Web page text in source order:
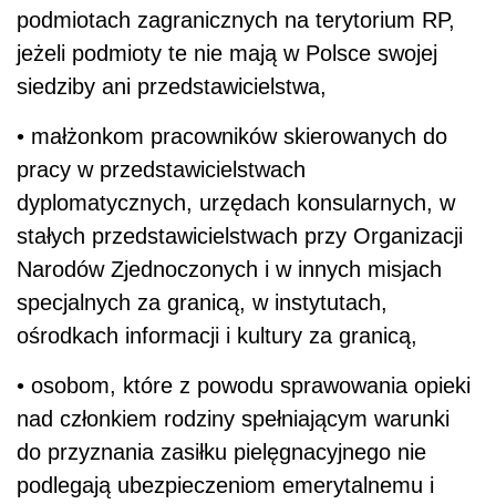
podmiotach zagranicznych na terytorium RP,
jeżeli podmioty te nie mają w Polsce swojej
siedziby ani przedstawicielstwa,
• małżonkom pracowników skierowanych do
pracy w przedstawicielstwach
dyplomatycznych, urzędach konsularnych, w
stałych przedstawicielstwach przy Organizacji
Narodów Zjednoczonych i w innych misjach
specjalnych za granicą, w instytutach,
ośrodkach informacji i kultury za granicą,
• osobom, które z powodu sprawowania opieki
nad członkiem rodziny spełniającym warunki
do przyznania zasiłku pielęgnacyjnego nie
podlegają ubezpieczeniom emerytalnemu i